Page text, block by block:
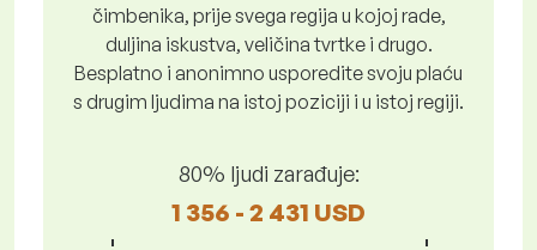
čimbenika, prije svega regija u kojoj rade,
duljina iskustva, veličina tvrtke i drugo.
Besplatno i anonimno usporedite svoju plaću
s drugim ljudima na istoj poziciji i u istoj regiji.
80% ljudi zarađuje:
1 356 - 2 431 USD